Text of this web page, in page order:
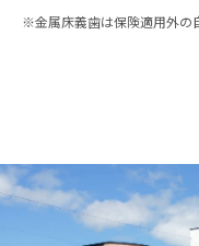
※金属床義歯は保険適用外の